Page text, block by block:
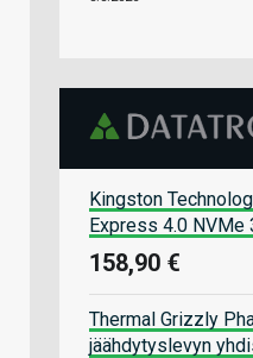
Kingston
Express 4.0 NVMe
158,90 €
Thermal Grizzly
jäähdytyslevyn